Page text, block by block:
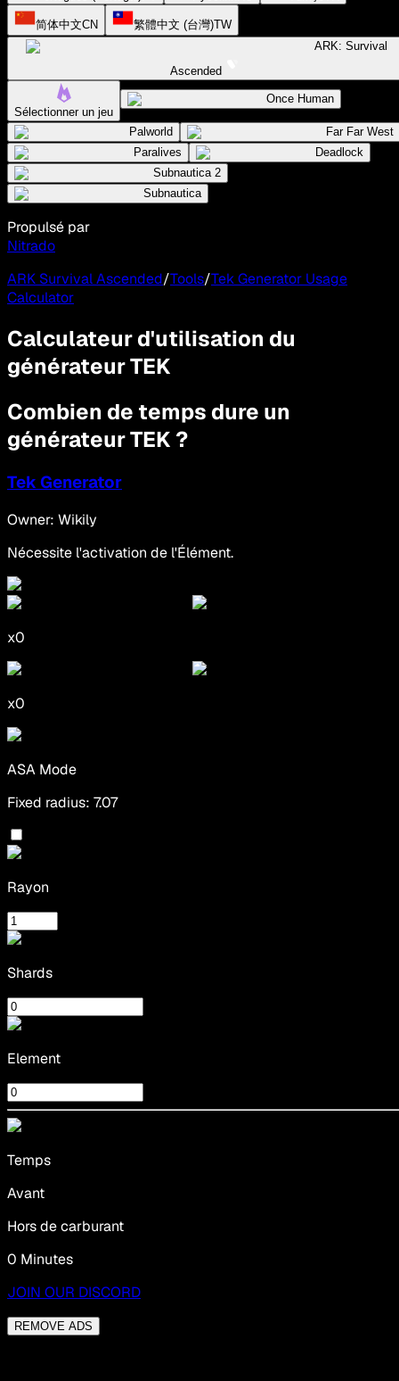
简体中文CN 繁體中文 (台灣)TW
ARK: Survival
Ascended
Sélectionner un jeu
Once Human
Palworld
Far Far West
Paralives
Deadlock
Subnautica 2
Subnautica
Propulsé par
Nitrado
ARK Survival Ascended/Tools/Tek Generator Usage
Calculator
Calculateur d'utilisation du
générateur TEK
Combien de temps dure un
générateur TEK ?
Tek Generator
Owner: Wikily
Nécessite l'activation de l'Élément.
x0
x0
ASA Mode
Fixed radius: 7.07
Rayon
Shards
Element
Temps
Avant
Hors de carburant
0 Minutes
JOIN OUR DISCORD
REMOVE ADS